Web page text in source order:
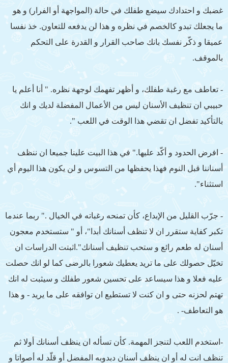
غضبك و احتدادك سيضع طفلك في حالة (المواجهة أو الفرار) و هو
ما يجعلك تبدو كالخصم في نظره و هذا لن يدفعه للتعاون. خذ نفسا
عميقا و ذكّر نفسك بانك صاحب القرار و القدرة على التحكم
بالموقف.
- تعاطف مع رغبة طفلك، و أظهر تفهمك لوجهة نظره. " أنا أعلم يا
حبيبي ان تنظيف الأسنان ليس من الأعمال المفضلة لديك و انك
بالتأكيد تفضل ان تقضي هذا الوقت في اللعب ".
- افرض الحدود و أكّد عليها." في هذا البيت علينا جميعا ان ننظف
أسناننا قبل النوم فهذا يحفظها من التسوس و لن يكون هذا اليوم أي
استثناء".
- جرّب القليل من الإبداع، كأن تمنحه رغباته في الخيال ." ربما عندما
تكبر كفاية ستقرر ان لا تنظف أسنانك أبدا"، أو " ستستخدم معجون
أسنان له طعم رائع و ستحب تنظيف أسنانك".اثبتت الدراسات ان
تخيّل حصولك على ما تريد يعطيك شعورا بالرضى كما لو انك حصلت
عليه فعلا و هذا سيساعد على تحسين شعور طفلك و سيثبت له انك
تهتم لحزنه حتى و ان كنت لا تستطيع ان توافقه على ما يريد - و هذا
هو التعاطف- .
-استخدم اللعب لتنجز المهمة. كأن تسأله ان ينظف أسنانك أولا ثم
تنظف انت له أو ان ينظف أسنان دبدوبه المفضل أو قلّد له أصواتا و